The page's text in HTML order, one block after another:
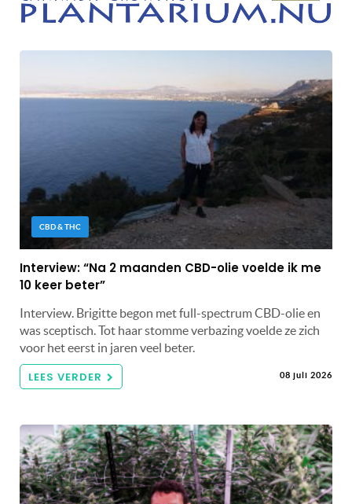
CBD & THC
Interview: “Na 2 maanden CBD-olie voelde ik me
10 keer beter”
Interview. Brigitte begon met full-spectrum CBD-olie en
was sceptisch. Tot haar stomme verbazing voelde ze zich
voor het eerst in jaren veel beter.
LEES VERDER 08 juli 2026